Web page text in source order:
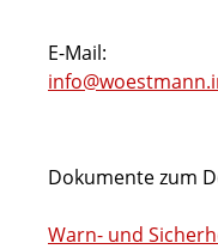
E-Mail:
Dokumente zum
Warn- und